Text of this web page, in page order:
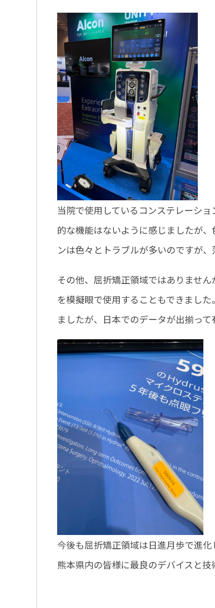
当院で使用しているコンステレーシ
的な機能はないように感じましたが
ンは色々とトラブルが多いのですが
その他、屈折矯正領域ではありませ
を模擬眼で使用することもできまし
ましたが、日本でのデータが出揃っ
今後も屈折矯正領域は日進月歩で進
熊本県内の皆様に最良のデバイスと技